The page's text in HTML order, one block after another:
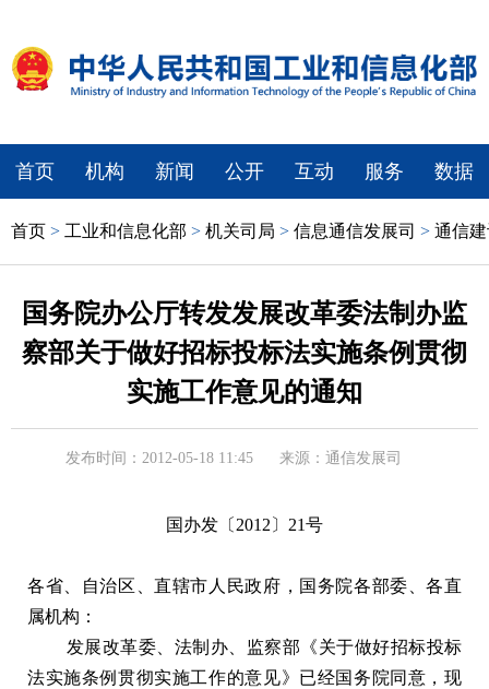
首页 机构 新闻 公开 互动 服务 数据
首页 > 工业和信息化部 > 机关司局 > 信息通信发展司 > 通信
国务院办公厅转发发展改革委法制办监
察部关于做好招标投标法实施条例贯彻
实施工作意见的通知
发布时间：2012-05-18 11:45 来源：通信发展司
国办发〔2012〕21号
各省、自治区、直辖市人民政府，国务院各部委、各直
属机构：
发展改革委、法制办、监察部《关于做好招标投标
法实施条例贯彻实施工作的意见》已经国务院同意，现